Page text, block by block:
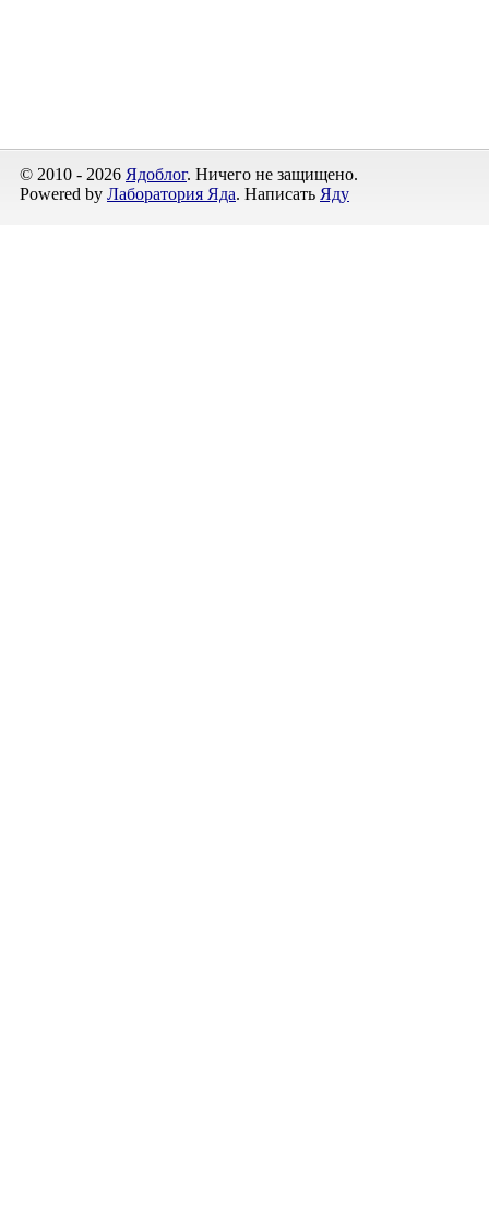
© 2010 - 2026 Ядоблог. Ничего не защищено.
Powered by Лаборатория Яда. Написать Яду